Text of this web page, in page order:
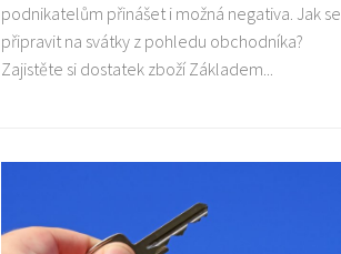
podnikatelům přinášet i možná negativa. Jak se
připravit na svátky z pohledu obchodníka?
Zajistěte si dostatek zboží Základem...